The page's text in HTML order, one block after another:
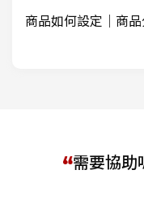
商品如何設定｜商
需要協助